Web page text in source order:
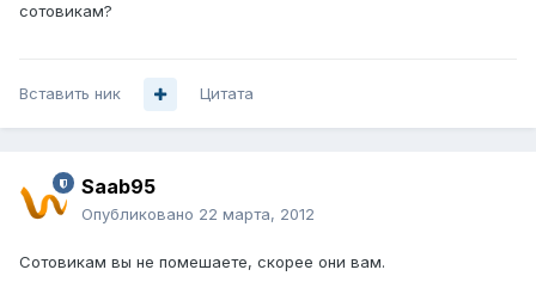
сотовикам?
Вставить ник Цитата
Saab95
Опубликовано 22 марта, 2012
Сотовикам вы не помешаете, скорее они вам.